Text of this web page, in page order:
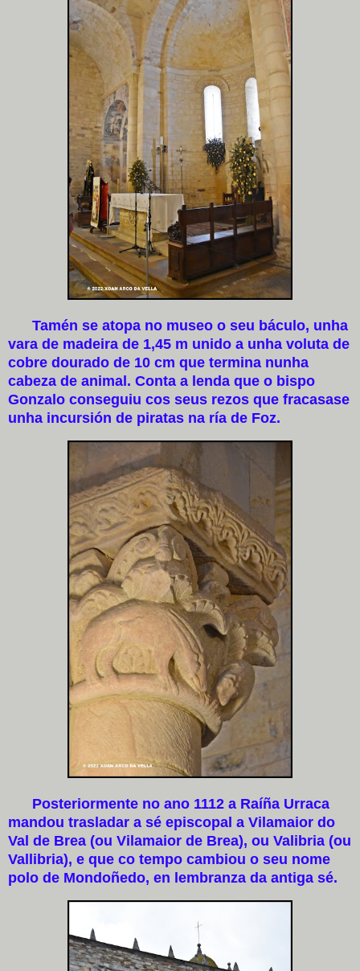
Tamén se atopa no museo o seu báculo, unha
vara de madeira de 1,45 m unido a unha voluta de
cobre dourado de 10 cm que termina nunha
cabeza de animal. Conta a lenda que o bispo
Gonzalo conseguiu cos seus rezos que fracasase
unha incursión de piratas na ría de Foz.
Posteriormente no ano 1112 a Raíña Urraca
mandou trasladar a sé episcopal a Vilamaior do
Val de Brea (ou Vilamaior de Brea), ou Valibria (ou
Vallibria), e que co tempo cambiou o seu nome
polo de Mondoñedo, en lembranza da antiga sé.